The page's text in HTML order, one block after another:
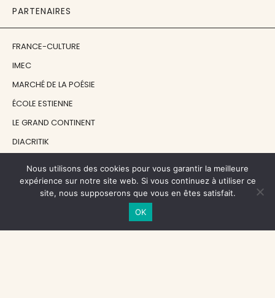
PARTENAIRES
FRANCE-CULTURE
IMEC
MARCHÉ DE LA POÉSIE
ÉCOLE ESTIENNE
LE GRAND CONTINENT
DIACRITIK
NOS SOUTIENS
CENTRE NATIONAL DU LIVRE
Nous utilisons des cookies pour vous garantir la meilleure
expérience sur notre site web. Si vous continuez à utiliser ce
site, nous supposerons que vous en êtes satisfait.
OK